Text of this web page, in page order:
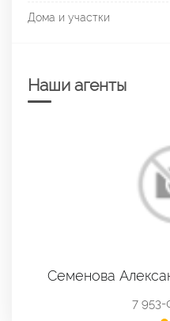
Дома и участки
Наши агенты
Александровна